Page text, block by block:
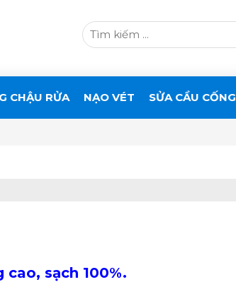
CHẬU RỬA NẠO VÉT SỬA CẦU CỐNG
sạch 100%.